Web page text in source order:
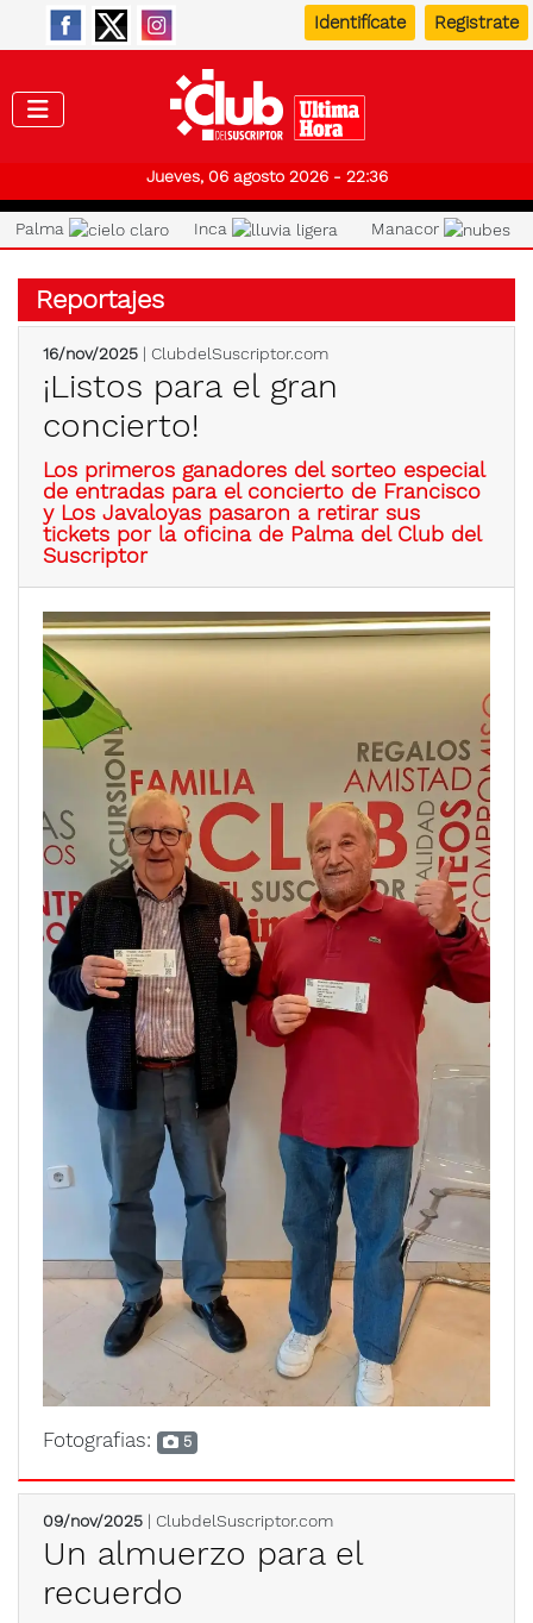
Identifícate Registrate
Jueves, 06 agosto 2026 - 22:36
Palma Inca Manacor
Reportajes
16/nov/2025 | ClubdelSuscriptor.com
¡Listos para el gran
concierto!
Los primeros ganadores del sorteo especial
de entradas para el concierto de Francisco
y Los Javaloyas pasaron a retirar sus
tickets por la oficina de Palma del Club del
Suscriptor
Fotografias: 5
09/nov/2025 | ClubdelSuscriptor.com
Un almuerzo para el
recuerdo